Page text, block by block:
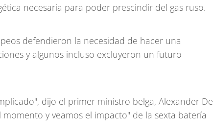
necesaria para poder prescindir del gas ruso.
defendieron la necesidad de hacer una
y algunos incluso excluyeron un futuro
dijo el primer ministro belga, Alexander De
y veamos el impacto" de la sexta batería